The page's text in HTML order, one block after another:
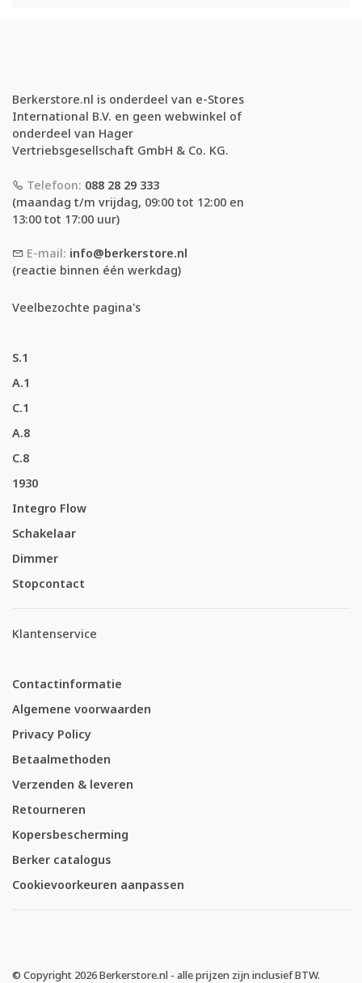
Berkerstore.nl is onderdeel van e-Stores
International B.V. en geen webwinkel of
onderdeel van Hager
Vertriebsgesellschaft GmbH & Co. KG.
Telefoon: 088 28 29 333
(maandag t/m vrijdag, 09:00 tot 12:00 en
13:00 tot 17:00 uur)
E-mail: info@berkerstore.nl
(reactie binnen één werkdag)
Veelbezochte pagina's
S.1
A.1
C.1
A.8
C.8
1930
Integro Flow
Schakelaar
Dimmer
Stopcontact
Klantenservice
Contactinformatie
Algemene voorwaarden
Privacy Policy
Betaalmethoden
Verzenden & leveren
Retourneren
Kopersbescherming
Berker catalogus
Cookievoorkeuren aanpassen
© Copyright 2026 Berkerstore.nl - alle prijzen zijn inclusief BTW.